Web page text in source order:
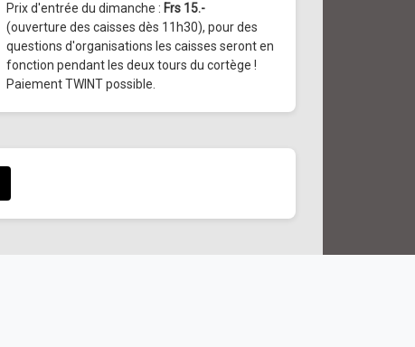
Prix d'entrée du dimanche : Frs 15.-
(ouverture des caisses dès 11h30), pour des
questions d'organisations les caisses seront en
fonction pendant les deux tours du cortège !
Paiement TWINT possible.